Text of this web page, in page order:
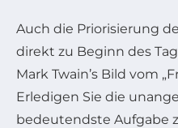
Auch die Priorisierung
direkt zu Beginn des
Mark Twain’s Bild vom
Erledigen Sie die
bedeutendste Aufgabe